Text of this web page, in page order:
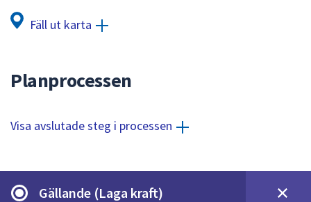
Fäll ut karta
Planprocessen
Visa avslutade steg i processen
Gällande (Laga kraft)